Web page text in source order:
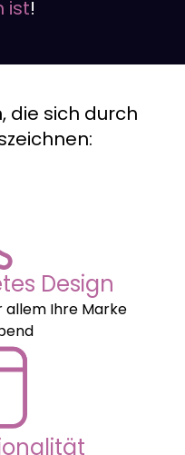
ist!
die sich durch
Design
allem Ihre Marke